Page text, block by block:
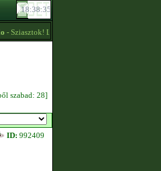
Level 4-es szintű felszereléseket
szabad: 28]
ID: 992409